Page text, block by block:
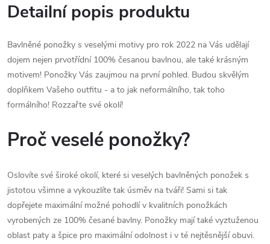
Detailní popis produktu
Bavlněné ponožky s veselými motivy pro rok 2022 na Vás udělají
dojem nejen prvotřídní 100% česanou bavlnou, ale také krásným
motivem! Ponožky Vás zaujmou na první pohled. Budou skvělým
doplňkem Vašeho outfitu - a to jak neformálního, tak toho
formálního! Rozzařte své okolí!
Proč veselé ponožky?
Oslovíte své široké okolí, které si veselých bavlněných ponožek s
jistotou všimne a vykouzlíte tak úsměv na tváři! Sami si tak
dopřejete maximální možné pohodlí v kvalitních ponožkách
vyrobených ze 100% česané bavlny. Ponožky mají také vyztuženou
oblast paty a špice pro maximální odolnost i v té nejtěsnější obuvi.